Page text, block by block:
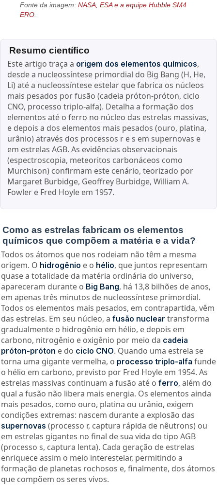
Fonte da imagem:NASA, ESA e a equipe Hubble SM4
ERO.
Resumo científico
Este artigo traça a origem dos elementos químicos,
desde a nucleossíntese primordial do Big Bang (H, He,
Li) até a nucleossíntese estelar que fabrica os núcleos
mais pesados por fusão (cadeia próton-próton, ciclo
CNO, processo triplo-alfa). Detalha a formação dos
elementos até o ferro no núcleo das estrelas massivas,
e depois a dos elementos mais pesados (ouro, platina,
urânio) através dos processos r e s em supernovas e
em estrelas AGB. As evidências observacionais
(espectroscopia, meteoritos carbonáceos como
Murchison) confirmam este cenário, teorizado por
Margaret Burbidge, Geoffrey Burbidge, William A.
Fowler e Fred Hoyle em 1957.
Como as estrelas fabricam os elementos
químicos que compõem a matéria e a vida?
Todos os átomos que nos rodeiam não têm a mesma
origem. O hidrogênio e o hélio, que juntos representam
quase a totalidade da matéria ordinária do universo,
apareceram durante o Big Bang, há 13,8 bilhões de anos,
em apenas três minutos de nucleossíntese primordial.
Todos os elementos mais pesados, em contrapartida, vêm
das estrelas. Em seu núcleo, a fusão nuclear transforma
gradualmente o hidrogênio em hélio, e depois em
carbono, nitrogênio e oxigênio por meio da cadeia
próton-próton e do ciclo CNO. Quando uma estrela se
torna uma gigante vermelha, o processo triplo-alfa funde
o hélio em carbono, previsto por Fred Hoyle em 1954. As
estrelas massivas continuam a fusão até o ferro, além do
qual a fusão não libera mais energia. Os elementos ainda
mais pesados, como ouro, platina ou urânio, exigem
condições extremas: nascem durante a explosão das
supernovas (processo r, captura rápida de nêutrons) ou
em estrelas gigantes no final de sua vida do tipo AGB
(processo s, captura lenta). Cada geração de estrelas
enriquece assim o meio interestelar, permitindo a
formação de planetas rochosos e, finalmente, dos átomos
que compõem os seres vivos.